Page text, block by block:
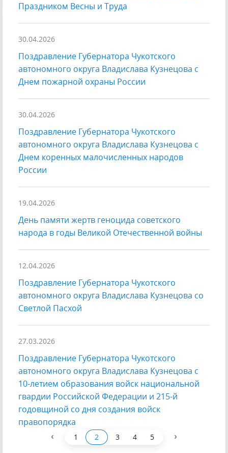
Праздником Весны и Труда
30.04.2026
Поздравление Губернатора Чукотского
автономного округа Владислава Кузнецова с
Днем пожарной охраны России
30.04.2026
Поздравление Губернатора Чукотского
автономного округа Владислава Кузнецова с
Днем коренных малочисленных народов
России
19.04.2026
День памяти жертв геноцида советского
народа в годы Великой Отечественной войны
12.04.2026
Поздравление Губернатора Чукотского
автономного округа Владислава Кузнецова со
Светлой Пасхой
27.03.2026
Поздравление Губернатора Чукотского
автономного округа Владислава Кузнецова с
10-летием образования войск национальной
гвардии Российской Федерации и 215-й
годовщиной со дня создания войск
правопорядка
‹ 1 2 3 4 5 ›